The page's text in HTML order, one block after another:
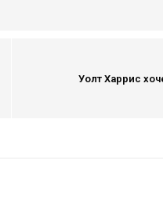
Уолт Харрис